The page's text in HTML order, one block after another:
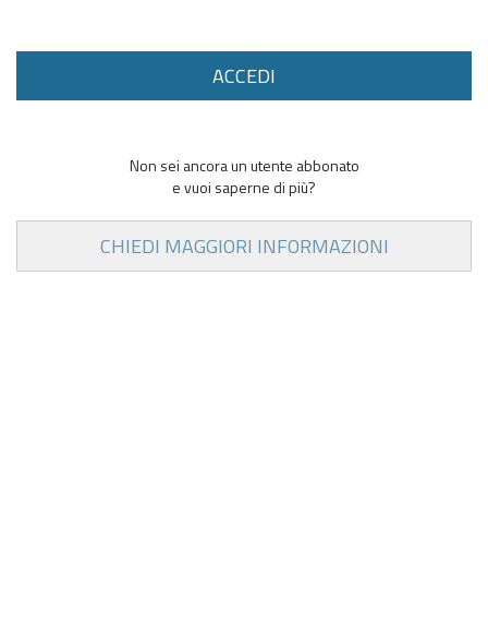
ACCEDI
Non sei ancora un utente abbonato
e vuoi saperne di più?
CHIEDI MAGGIORI INFORMAZIONI